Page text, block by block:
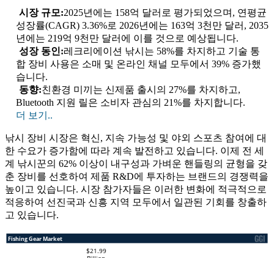
시장 규모:2025년에는 158억 달러로 평가되었으며, 연평균
성장률(CAGR) 3.36%로 2026년에는 163억 3천만 달러, 2035
년에는 219억 9천만 달러에 이를 것으로 예상됩니다.
성장 동인:레크리에이션 낚시는 58%를 차지하고 기술 통
합 장비 사용은 소매 및 온라인 채널 모두에서 39% 증가했
습니다.
동향:친환경 미끼는 신제품 출시의 27%를 차지하고,
Bluetooth 지원 릴은 소비자 관심의 21%를 차지합니다.
더 보기..
낚시 장비 시장은 혁신, 지속 가능성 및 야외 스포츠 참여에 대
한 수요가 증가함에 따라 계속 발전하고 있습니다. 이제 전 세
계 낚시꾼의 62% 이상이 내구성과 가벼운 핸들링의 균형을 갖
춘 장비를 선호하여 제품 R&D에 투자하는 브랜드의 경쟁력을
높이고 있습니다. 시장 참가자들은 이러한 변화에 적극적으로
적응하여 선진국과 신흥 지역 모두에서 일관된 기회를 창출하
고 있습니다.